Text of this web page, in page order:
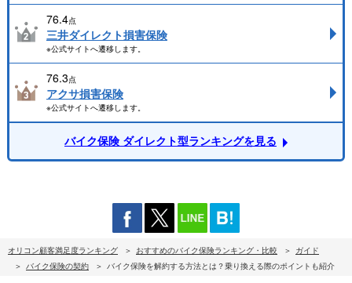
76.4点
三井ダイレクト損害保険
※公式サイトへ遷移します。
76.3点
アクサ損害保険
※公式サイトへ遷移します。
バイク保険 ダイレクト型ランキングを見る
オリコン顧客満足度ランキング おすすめのバイク保険ランキング・比較
ガイド
バイク保険の契約
バイク保険を解約する方法とは？乗り換える際のポイントも紹介